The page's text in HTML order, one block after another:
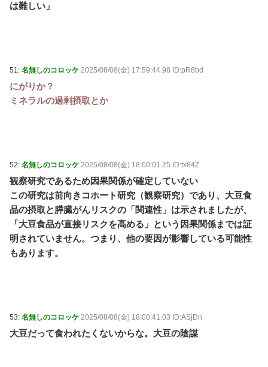
は難しい」
51: 名無しのコロッケ 2025/08/08(金) 17:59:44.98 ID:pR8bd
にがりか？
ミネラルの過剰摂取とか
52: 名無しのコロッケ 2025/08/08(金) 18:00:01.25 ID:tx84Z
観察研究であるため因果関係が確定していない
この研究は前向きコホート研究（観察研究）であり、大豆食
品の摂取と膵臓がんリスクの「関連性」は示されましたが、
「大豆食品が直接リスクを高める」という因果関係までは証
明されていません。つまり、他の要因が影響している可能性
もあります。
53: 名無しのコロッケ 2025/08/08(金) 18:00:41.03 ID:ASjDn
大豆だって食われたくないからな。大豆の陰謀